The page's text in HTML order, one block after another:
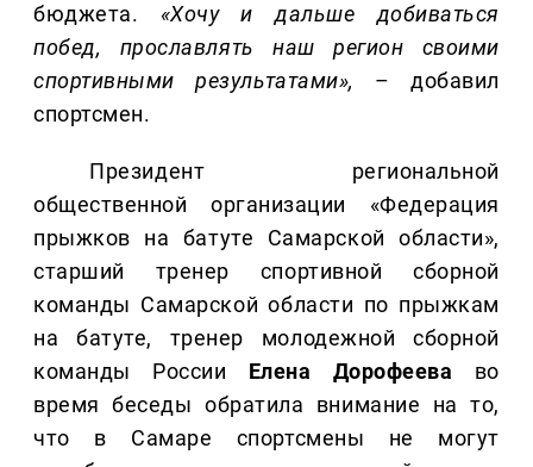
бюджета. «Хочу и дальше добиваться
побед, прославлять наш регион своими
спортивными результатами»,
– добавил
спортсмен.
Президент региональной
общественной организации «Федерация
прыжков на батуте Самарской области»,
старший тренер спортивной сборной
команды Самарской области по прыжкам
на батуте, тренер молодежной сборной
команды России Елена Дорофеева во
время беседы обратила внимание на то,
что в Самаре спортсмены не могут